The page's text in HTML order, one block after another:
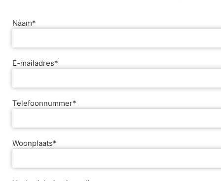
Naam*
E-mailadres*
Telefoonnummer*
Woonplaats*